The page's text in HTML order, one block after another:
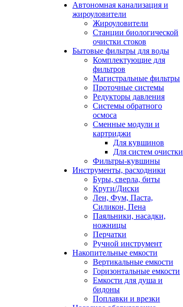
Автономная канализация и
жироуловители
Жироуловители
Станции биологической
очистки стоков
Бытовые фильтры для воды
Комплектующие для
фильтров
Магистральные фильтры
Проточные системы
Редукторы давления
Системы обратного
осмоса
Сменные модули и
картриджи
Для кувшинов
Для систем очистки
Фильтры-кувшины
Инструменты, расходники
Буры, сверла, биты
Круги/Диски
Лен, Фум, Паста,
Силикон, Пена
Паяльники, насадки,
ножницы
Перчатки
Ручной инструмент
Накопительные емкости
Вертикальные емкости
Горизонтальные емкости
Емкости для душа и
бидоны
Поплавки и врезки